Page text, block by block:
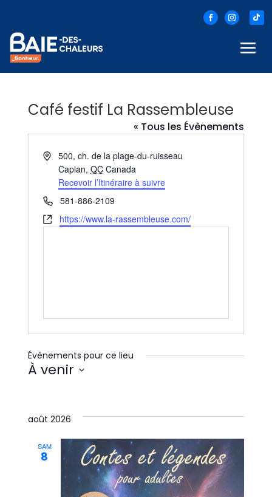
Café festif La Rassembleuse
« Tous les Évènements
Adresse500, ch. de la plage-du-ruisseau
Caplan, QC Canada
Recevoir l’Itinéraire à suivre
Téléphone
581-886-2109
Site
https://www.la-rassembleuse.com/
Évènements pour ce lieu
À venir
août 2026
SAM
8